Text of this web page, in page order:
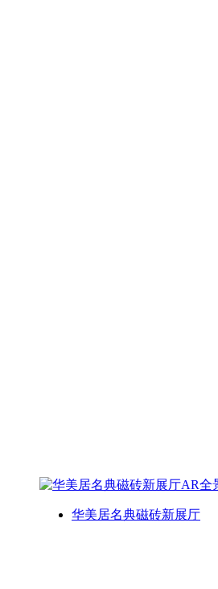
华美居名典磁砖新展厅